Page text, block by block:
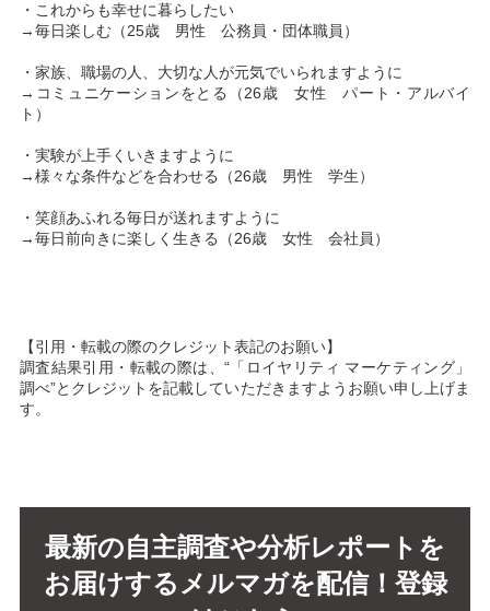
・これからも幸せに暮らしたい
→毎日楽しむ（25歳 男性 公務員・団体職員）
・家族、職場の人、大切な人が元気でいられますように
→コミュニケーションをとる（26歳 女性 パート・アルバイ
ト）
・実験が上手くいきますように
→様々な条件などを合わせる（26歳 男性 学生）
・笑顔あふれる毎日が送れますように
→毎日前向きに楽しく生きる（26歳 女性 会社員）
【引用・転載の際のクレジット表記のお願い】
調査結果引用・転載の際は、“「ロイヤリティ マーケティング」
調べ”とクレジットを記載していただきますようお願い申し上げま
す。
最新の自主調査や分析レポートを
お届けするメルマガを配信！登録